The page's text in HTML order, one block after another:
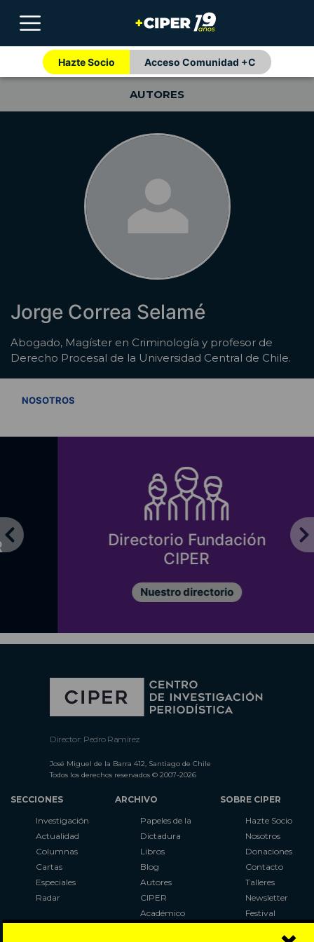
Hazte Socio Acceso Comunidad +C
AUTORES
Jorge Correa Selamé
Abogado, Magíster en Criminología y profesor de
Derecho Procesal de la Universidad Central de Chile.
NOSOTROS
Directorio Fundación
CIPER
Nuestro directorio
Director: Pedro Ramírez
José Miguel de la Barra 412, Santiago de Chile
Todos los derechos reservados © 2007-2026
SECCIONES
Investigación
Actualidad
Columnas
Cartas
Especiales
Radar
ARCHIVO
Papeles de la
Dictadura
Libros
Blog
Autores
CIPER
Académico
SOBRE CIPER
Hazte Socio
Nosotros
Donaciones
Contacto
Talleres
Newsletter
Festival